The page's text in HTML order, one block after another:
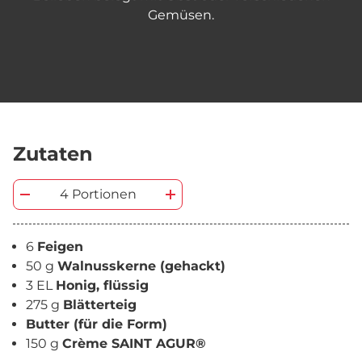
Gemüsen.
Zutaten
4 Portionen
6 Feigen
50 g Walnusskerne (gehackt)
3 EL Honig, flüssig
275 g Blätterteig
Butter (für die Form)
150 g Crème SAINT AGUR®